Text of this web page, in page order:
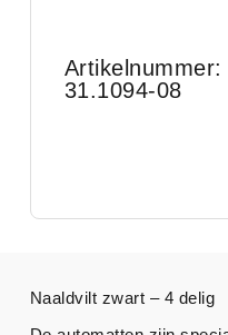
Artikelnummer:
31.1094-08
Naaldvilt zwart – 4 delig